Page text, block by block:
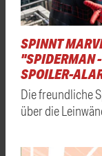
SPINNT
"SPIDERMAN
SPOILER-
Die freundliche
über die